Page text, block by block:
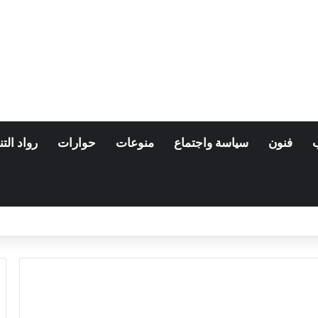
فنون سياسة واجتماع منوعات حوارات رواد